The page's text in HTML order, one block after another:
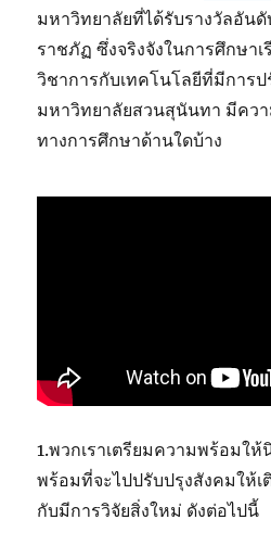
มหาวิทยาลัยที่ได้รับรางวัลอัน
ราชภัฏ ซึ่งจริงจังในการศึกษาเ
วิชาการกับเทคโนโลยีที่มีการป
มหาวิทยาลัยสวนสุนันทา มีคว
ทางการศึกษาด้านใดบ้าง
1.พวกเราเตรียมความพร้อมใ
พร้อมที่จะไปปรับปรุงสังคมให้เ
กับมีการวิจัยสิ่งใหม่ ดังต่อไปนี้